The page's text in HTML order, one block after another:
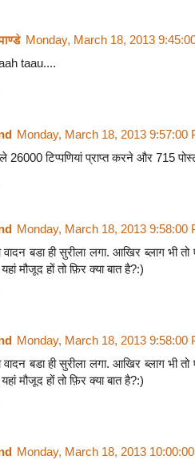
Monday, March 18, 2013
taau....
Monday, March 18, 2013 9:57:00
टिप्पणियां प्राप्त करने और 715 पोस्ट
Monday, March 18, 2013 9:58:00
वादन बडा ही सुरीला लगा. आखिर ब्लाग भी
मौजूद हों तो फ़िर क्या बात है?:)
Monday, March 18, 2013 9:58:00
वादन बडा ही सुरीला लगा. आखिर ब्लाग भी
मौजूद हों तो फ़िर क्या बात है?:)
Monday, March 18, 2013